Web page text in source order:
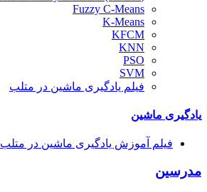
Fuzzy C-Means
K-Means
KFCM
KNN
PSO
SVM
فیلم یادگیری ماشین در متلب
یادگیری ماشین
فیلم آموزش یادگیری ماشین در متلب
مدرسین